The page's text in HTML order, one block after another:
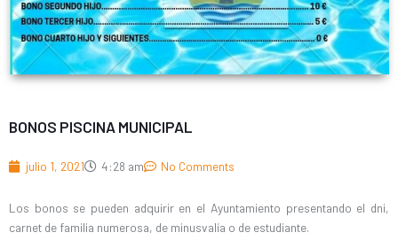
BONOS PISCINA MUNICIPAL
julio 1, 2021 4:28 am No Comments
Los bonos se pueden adquirir en el Ayuntamiento presentando el dni,
carnet de familia numerosa, de minusvalía o de estudiante.